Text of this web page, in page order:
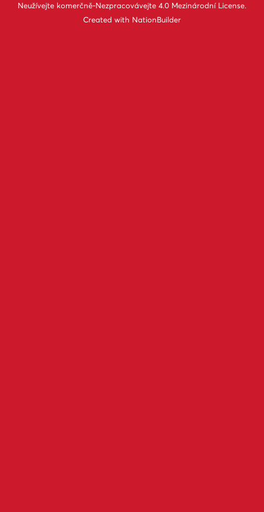
Neužívejte komerčně-Nezpracovávejte 4.0 Mezinárodní License.
Created with NationBuilder